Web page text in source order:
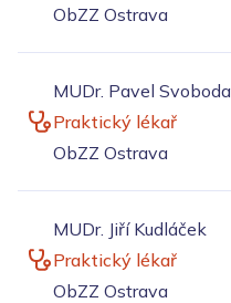
ObZZ Ostrava
MUDr. Pavel Svoboda
Praktický lékař
ObZZ Ostrava
MUDr. Jiří Kudláček
Praktický lékař
ObZZ Ostrava